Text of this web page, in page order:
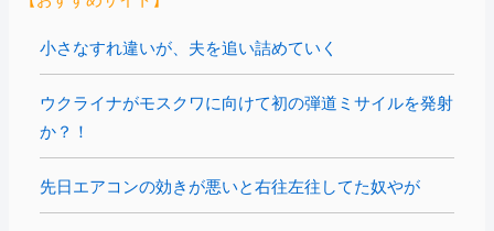
小さなすれ違いが、夫を追い詰めていく
ウクライナがモスクワに向けて初の弾道ミサイルを発射
か？！
先日エアコンの効きが悪いと右往左往してた奴やが